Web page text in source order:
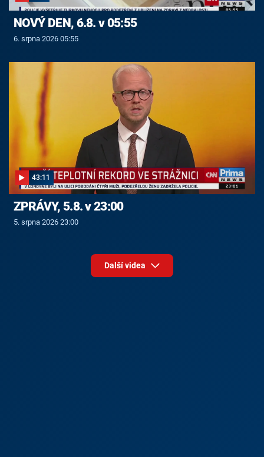
NOVÝ DEN, 6.8. v 05:55
6. srpna 2026 05:55
43:11
ZPRÁVY, 5.8. v 23:00
5. srpna 2026 23:00
Další videa